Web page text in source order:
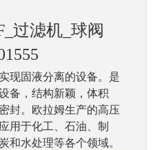
过滤机_球阀
现固液分离的设备。是
备，结构新颖，体积
封。欧拉姆生产的高压
用于化工、石油、制
和水处理等各个领域。